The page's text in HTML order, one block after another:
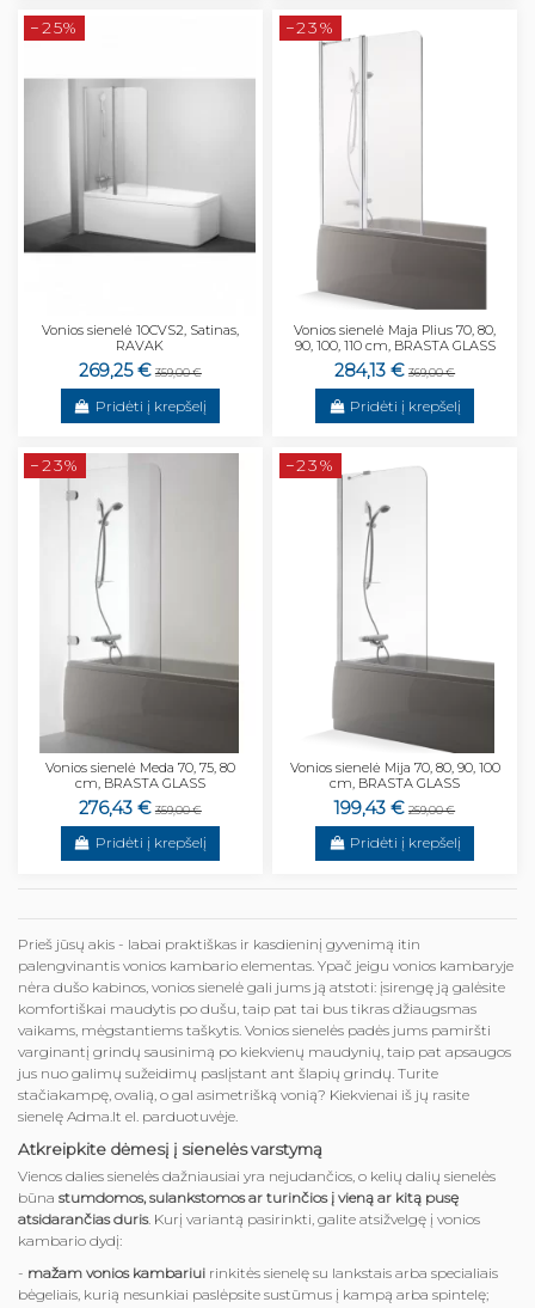
−25%
Vonios sienelė 10CVS2, Satinas,
RAVAK
269,25 € 359,00 €
Pridėti į krepšelį
−23%
Vonios sienelė Maja Plius 70, 80,
90, 100, 110 cm, BRASTA GLASS
284,13 € 369,00 €
Pridėti į krepšelį
−23%
Vonios sienelė Meda 70, 75, 80
cm, BRASTA GLASS
276,43 € 359,00 €
Pridėti į krepšelį
−23%
Vonios sienelė Mija 70, 80, 90, 100
cm, BRASTA GLASS
199,43 € 259,00 €
Pridėti į krepšelį
Prieš jūsų akis - labai praktiškas ir kasdieninį gyvenimą itin
palengvinantis vonios kambario elementas. Ypač jeigu vonios kambaryje
nėra dušo kabinos, vonios sienelė gali jums ją atstoti: įsirengę ją galėsite
komfortiškai maudytis po dušu, taip pat tai bus tikras džiaugsmas
vaikams, mėgstantiems taškytis. Vonios sienelės padės jums pamiršti
varginantį grindų sausinimą po kiekvienų maudynių, taip pat apsaugos
jus nuo galimų sužeidimų paslįstant ant šlapių grindų. Turite
stačiakampę, ovalią, o gal asimetrišką vonią? Kiekvienai iš jų rasite
sienelę Adma.lt el. parduotuvėje.
Atkreipkite dėmesį į sienelės varstymą
Vienos dalies sienelės dažniausiai yra nejudančios, o kelių dalių sienelės
būna stumdomos, sulankstomos ar turinčios į vieną ar kitą pusę
atsidarančias duris. Kurį variantą pasirinkti, galite atsižvelgę į vonios
kambario dydį:
- mažam vonios kambariui rinkitės sienelę su lankstais arba specialiais
bėgeliais, kurią nesunkiai paslėpsite sustūmus į kampą arba spintelę;